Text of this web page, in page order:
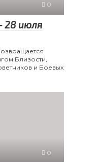
0
28 июля
Близости,
и Боевых
0